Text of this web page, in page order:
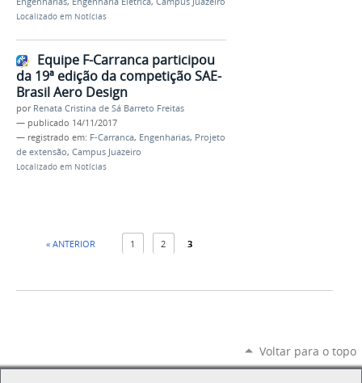
Localizado em Notícias
Equipe F-Carranca participou
da 19ª edição da competição SAE-
Brasil Aero Design
por Renata Cristina de Sá Barreto Freitas
— publicado 14/11/2017
— registrado em: F-Carranca, Engenharias, Projeto
de extensão, Campus Juazeiro
Localizado em Notícias
« ANTERIOR 1 2 3
Voltar para o topo